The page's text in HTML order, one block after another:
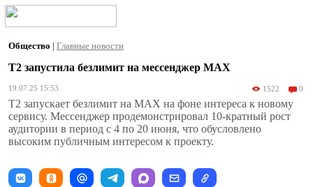
Общество | Главные новости
Т2 запустила безлимит на мессенджер MAX
19.07.25 15:53 1522 0
T2 запускает безлимит на MAX на фоне интереса к новому
сервису. Мессенджер продемонстрировал 10-кратный рост
аудитории в период с 4 по 20 июня, что обусловлено
высоким публичным интересом к проекту.